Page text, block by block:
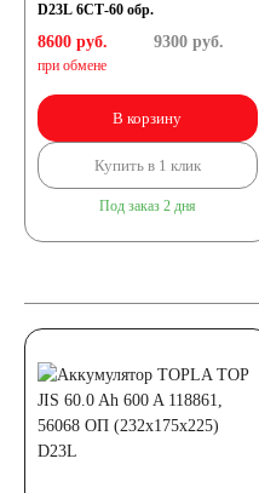
D23L 6СТ-60 обр.
8600 руб.
при обмене
9300руб.
В корзину
Купить в 1 клик
Под заказ 2 дня